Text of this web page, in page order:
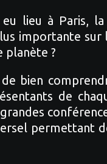
lieu à Paris,
importante sur
planète ?
bien
de
permettant